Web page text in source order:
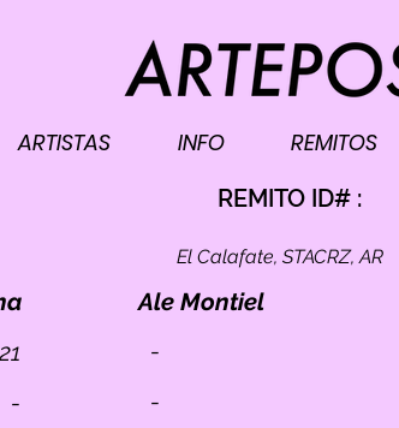
ARTISTAS INFO REMITOS
El Calafate, STACRZ, AR
REMITO ID# :
Ale Montiel
-
-
-